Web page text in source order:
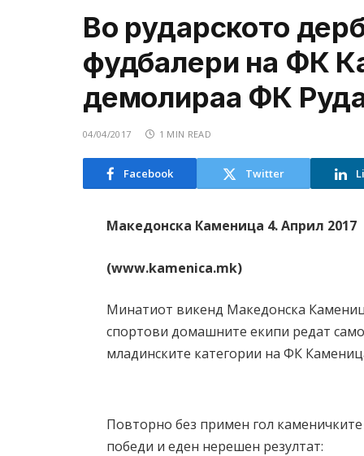
Во рударското
фудбалери на ФК
демолираа ФК
04/04/2017 1 MIN READ
Facebook Twitter
Македонска Каменица 4. Април 2017
(www.kamenica.mk)
Минатиот викенд Македонска
спортови домашните екипи редат
младинските категории на ФК
Повторно без примен гол
победи и еден нерешен резултат: